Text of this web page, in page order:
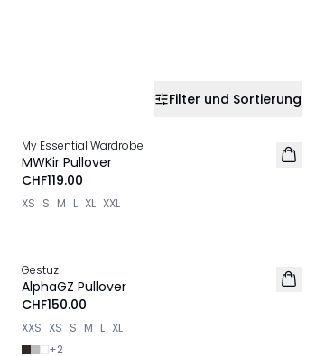
Filter und Sortierung
NEU
My Essential Wardrobe
MWKir Pullover
CHF119.00
XS S M L XL XXL
NEU
Gestuz
AlphaGZ Pullover
CHF150.00
XXS XS S M L XL
+2